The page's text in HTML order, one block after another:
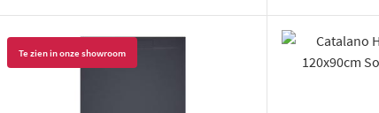
Te zien in onze showroom